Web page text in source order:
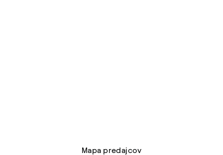
Mapa predajcov